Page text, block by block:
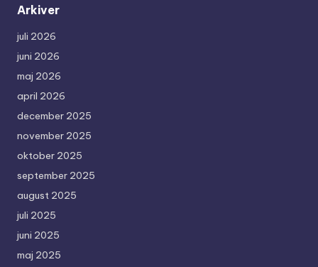
Arkiver
juli 2026
juni 2026
maj 2026
april 2026
december 2025
november 2025
oktober 2025
september 2025
august 2025
juli 2025
juni 2025
maj 2025